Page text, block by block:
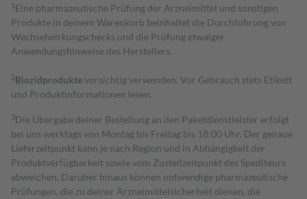
1 Eine pharmazeutische Prüfung der Arzneimittel und sonstigen
Produkte in deinem Warenkorb beinhaltet die Durchführung von
Wechselwirkungschecks und die Prüfung etwaiger
Anwendungshinweise des Herstellers.
2Biozidproduktevorsichtig verwenden. Vor Gebrauch stets Etikett
und Produktinformationen lesen.
3Die Übergabe deiner Bestellung an den Paketdienstleister erfolgt
bei uns werktags von Montag bis Freitag bis 18:00 Uhr. Der genaue
Lieferzeitpunkt kann je nach Region und in Abhängigkeit der
Produktverfügbarkeit sowie vom Zustellzeitpunkt des Spediteurs
abweichen. Darüber hinaus können notwendige pharmazeutische
Prüfungen, die zu deiner Arzneimittelsicherheit dienen, die